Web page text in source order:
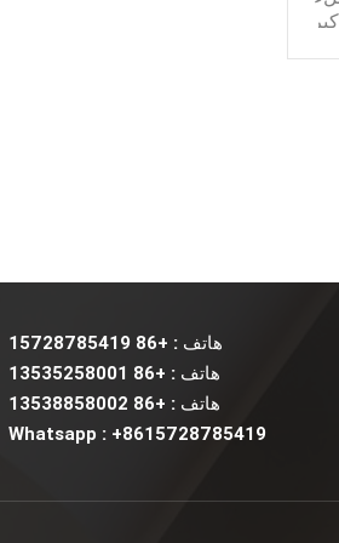
هاتف : +86 15728785419
هاتف : +86 13535258001
هاتف : +86 13538858002
Whatsapp : +8615728785419